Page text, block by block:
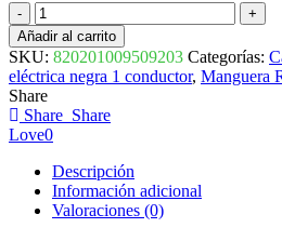
CABLE
RV-
K
0,6
1KV
1x95mm2
BARRYFLEX
820201009509203
MIGUELEZ
cantidad
Añadir al carrito
SKU: 820201009509203 Categorías:
eléctrica negra 1 conductor, Manguera
Share
Share Share
Love0
Descripción
Información adicional
Valoraciones (0)